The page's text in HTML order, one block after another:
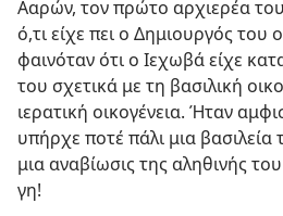
Ααρών, τον πρώτο αρχιερέα
ό,τι είχε πει ο Δημιουργός του
φαινόταν ότι ο Ιεχωβά είχε
του σχετικά με τη βασιλική
ιερατική οικογένεια. Ήταν
υπήρχε ποτέ πάλι μια
μια αναβίωσις της αληθινής
γη!